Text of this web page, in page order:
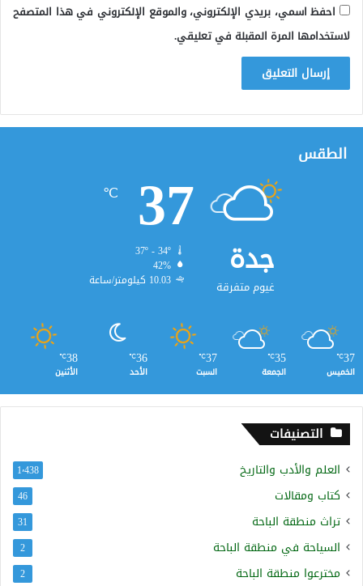
احفظ اسمي، بريدي الإلكتروني، والموقع الإلكتروني في هذا المتصفح
لاستخدامها المرة المقبلة في تعليقي.
الطقس
جدة
غيوم متفرقة
37
℃
37º - 34º
42%
10.03 كيلومتر/ساعة
37
℃
الخميس
35
℃
الجمعة
37
℃
السبت
36
℃
الأحد
38
℃
الأثنين
التصنيفات
العلم والأدب والتاريخ 1٬438
كتاب ومقالات 46
تراث منطقة الباحة 31
السياحة في منطقة الباحة 2
مخترعوا منطقة الباحة 2